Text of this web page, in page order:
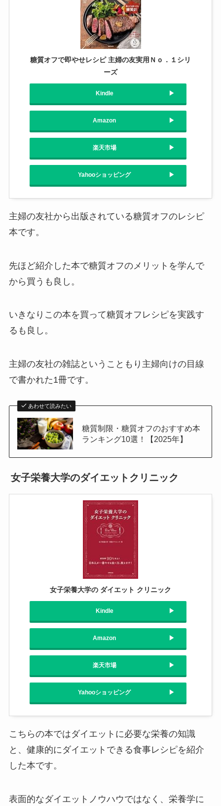
糖質オフで即やせレシピ 主婦の友実用Ｎｏ．１シリ
ーズ
Kindle
Amazon
楽天市場
Yahooショッピング
主婦の友社から出版されている糖質オフのレシピ
本です。
先ほど紹介した本で糖質オフのメリットを学んで
から買うも良し。
いきなりこの本を買って糖質オフレシピを実践す
るも良し。
主婦の友社の雑誌ということもり主婦向けの目線
で書かれた1冊です。
あわせて読みたい
糖質制限・糖質オフのおすすめ本
ランキング10選！【2025年】
女子栄養大学のダイエットクリニック
女子栄養大学の ダイエット クリニック
Kindle
Amazon
楽天市場
Yahooショッピング
こちらの本ではダイエットに必要な栄養の知識
と、健康的にダイエットできる食事レシピを紹介
した本です。
表面的なダイエットノウハウではなく、栄養学に